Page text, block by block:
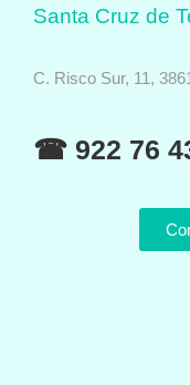
Santa Cruz de
C. Risco Sur, 11,
☎ 922 76